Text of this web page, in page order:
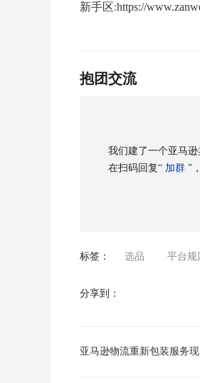
新手区:https://
抱团交流
我们建了一个亚马
在扫码回复“ 加群 ”
标签： 选品 平台规
分享到：
亚马逊物流重新包装服务